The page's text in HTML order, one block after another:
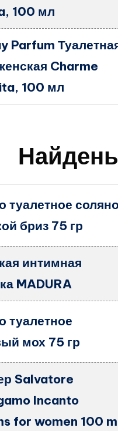
100 мл
Parfum
Charme
100 мл
туалетное
бриз 75 гр
интимная
MADURA
туалетное
мох 75 гр
Salvatore
Incanto
for women 100